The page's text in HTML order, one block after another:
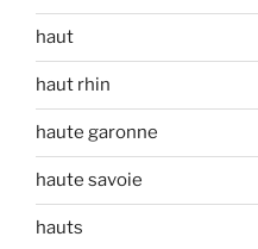
haut
haut rhin
haute garonne
haute savoie
hauts